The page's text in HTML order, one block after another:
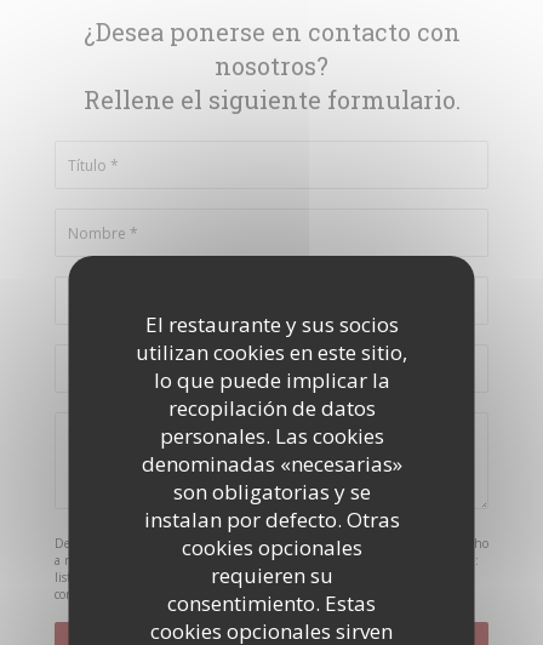
El restaurante y sus socios
utilizan cookies en este sitio,
lo que puede implicar la
recopilación de datos
personales. Las cookies
denominadas «necesarias»
son obligatorias y se
instalan por defecto. Otras
cookies opcionales
requieren su
consentimiento. Estas
cookies opcionales sirven
¿Desea ponerse en contacto con
nosotros?
Rellene el siguiente formulario.
De acuerdo con la normativa de protección de datos, puede ejercer su derecho
a no recibir comunicaciones comerciales inscribiéndose en la Lista Robinson:
listarobinson.es
. Para más información sobre el tratamiento de sus datos,
consulte nuestra
política de privacidad